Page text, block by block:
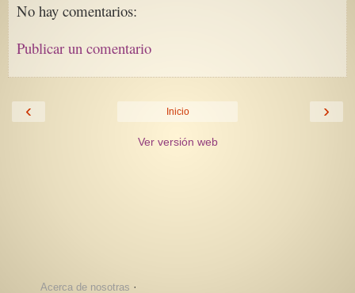
Acerca de nosotras ·
No hay comentarios:
Publicar un comentario
‹ ›
Inicio
Ver versión web